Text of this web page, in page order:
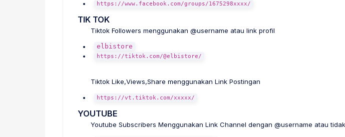
https://www.facebook.com/groups/1675298xxxx/
TIK TOK
Tiktok Followers menggunakan @username atau link profil
elbistore
https://tiktok.com/@elbistore/
Tiktok Like,Views,Share menggunakan Link Postingan
https://vt.tiktok.com/xxxxx/
YOUTUBE
Youtube Subscribers Menggunakan Link Channel dengan @username atau tidak